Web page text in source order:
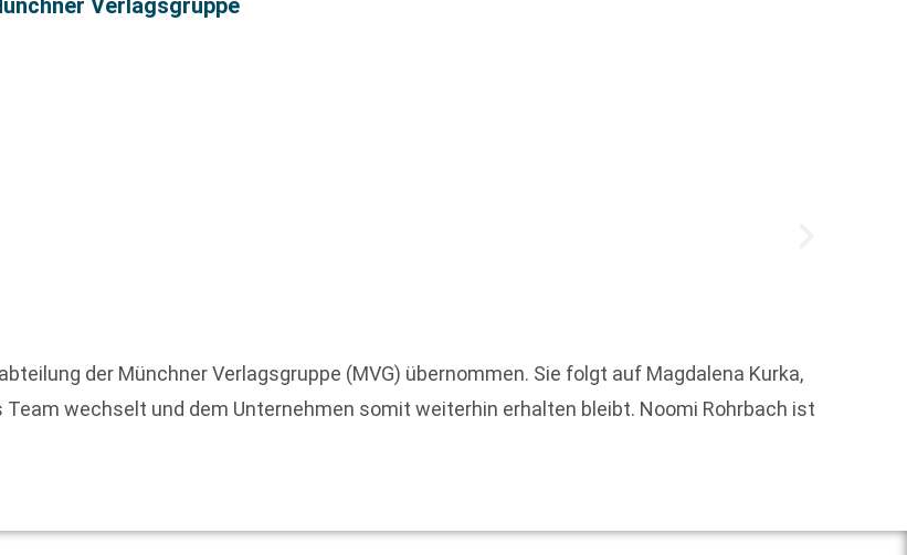
Verlagsgruppe
der Münchner Verlagsgruppe (MVG) übernommen. Sie folgt auf Magdalena Kurka,
wechselt und dem Unternehmen somit weiterhin erhalten bleibt. Noomi Rohrbach ist